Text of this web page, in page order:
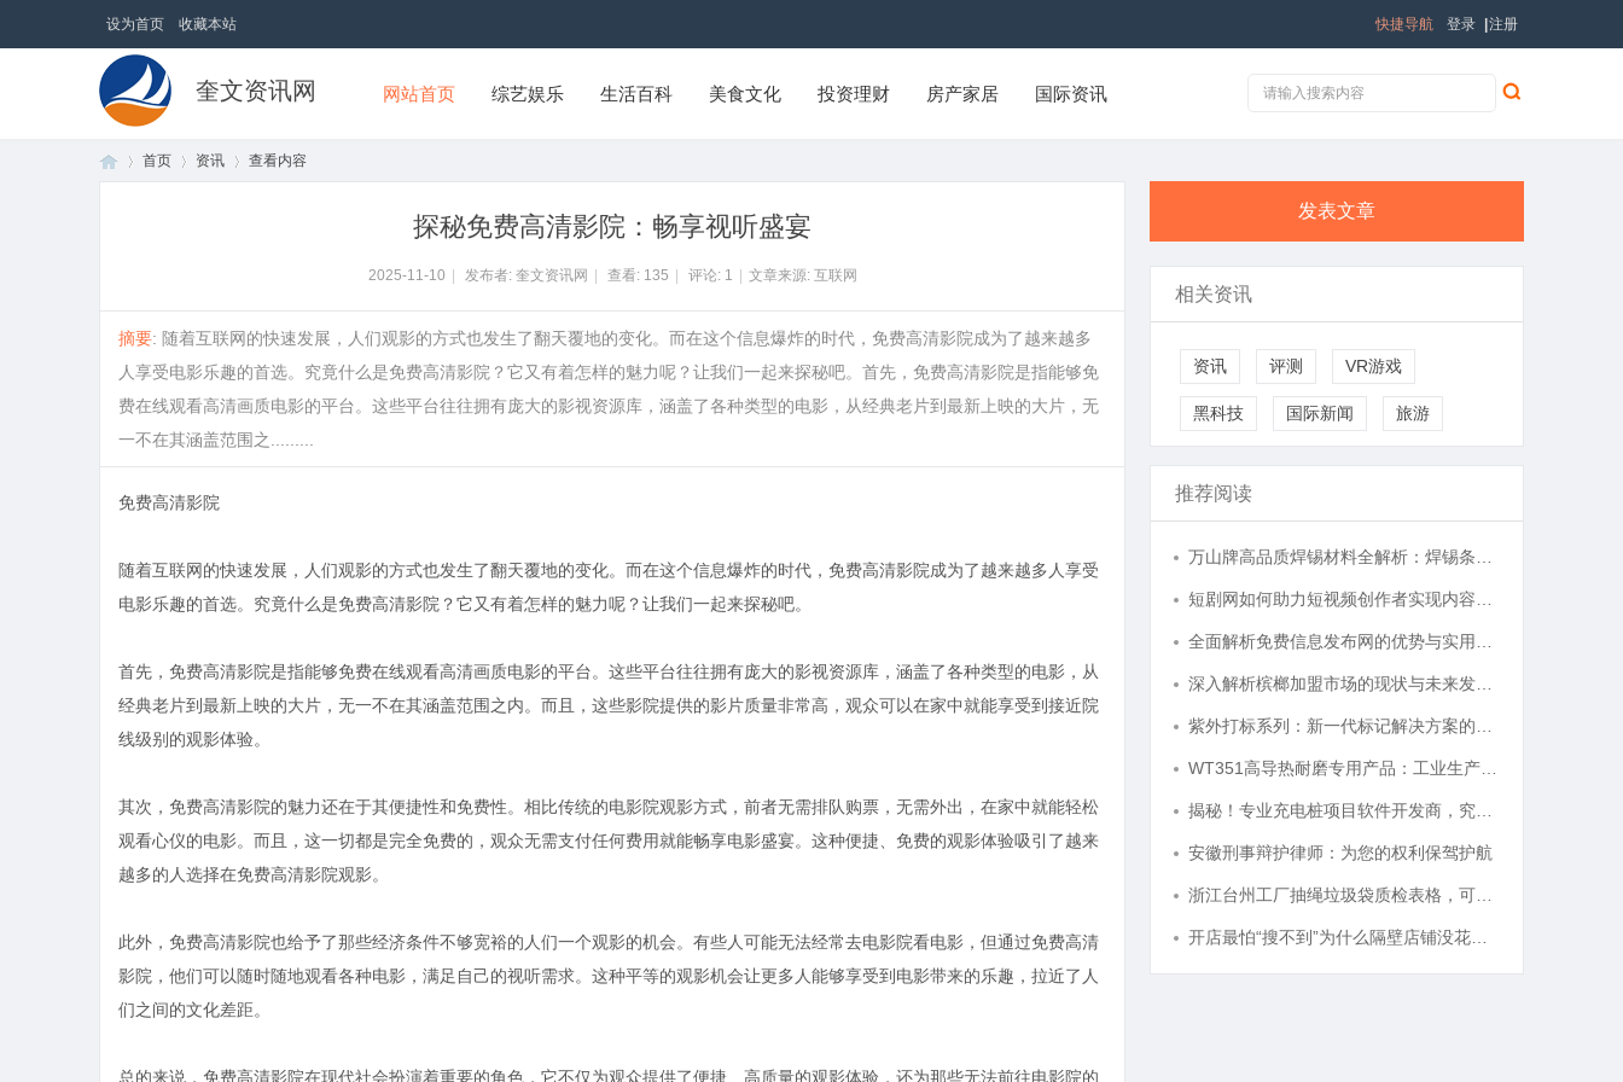
设为首页 收藏本站 登录 注册
快捷导航
奎文资讯网 网站首页 综艺娱乐 生活百科 美食文化 投资理财 房产家居 国际资讯
首页 资讯 查看内容
探秘免费高清影院：畅享视听盛宴
2025-11-10 发布者: 奎文资讯网 查看: 135 评论: 1 文章来源: 互联网
摘要: 随着互联网的快速发展，人们观影的方式也发生了翻天覆地的变化。而在这个信息爆炸的时代，免费高清影院成为了越来越多
人享受电影乐趣的首选。究竟什么是免费高清影院？它又有着怎样的魅力呢？让我们一起来探秘吧。首先，免费高清影院是指能够免
费在线观看高清画质电影的平台。这些平台往往拥有庞大的影视资源库，涵盖了各种类型的电影，从经典老片到最新上映的大片，无
一不在其涵盖范围之.........
免费高清影院
随着互联网的快速发展，人们观影的方式也发生了翻天覆地的变化。而在这个信息爆炸的时代，免费高清影院成为了越来越多人享受
电影乐趣的首选。究竟什么是免费高清影院？它又有着怎样的魅力呢？让我们一起来探秘吧。
首先，免费高清影院是指能够免费在线观看高清画质电影的平台。这些平台往往拥有庞大的影视资源库，涵盖了各种类型的电影，从
经典老片到最新上映的大片，无一不在其涵盖范围之内。而且，这些影院提供的影片质量非常高，观众可以在家中就能享受到接近院
线级别的观影体验。
其次，免费高清影院的魅力还在于其便捷性和免费性。相比传统的电影院观影方式，前者无需排队购票，无需外出，在家中就能轻松
观看心仪的电影。而且，这一切都是完全免费的，观众无需支付任何费用就能畅享电影盛宴。这种便捷、免费的观影体验吸引了越来
越多的人选择在免费高清影院观影。
此外，免费高清影院也给予了那些经济条件不够宽裕的人们一个观影的机会。有些人可能无法经常去电影院看电影，但通过免费高清
影院，他们可以随时随地观看各种电影，满足自己的视听需求。这种平等的观影机会让更多人能够享受到电影带来的乐趣，拉近了人
们之间的文化差距。
总的来说，免费高清影院在现代社会扮演着重要的角色，它不仅为观众提供了便捷、高质量的观影体验，还为那些无法前往电影院的
发表文章
相关资讯
资讯 评测 VR游戏
黑科技 国际新闻 旅游
推荐阅读
安徽刑事辩护律师：为您的权利保驾护航